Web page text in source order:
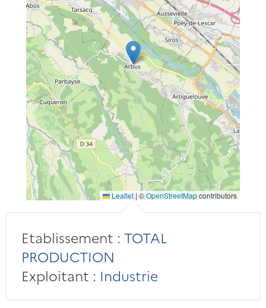
Leaflet|©OpenStreetMapcontributors
Etablissement : TOTAL
PRODUCTION
Exploitant : Industrie